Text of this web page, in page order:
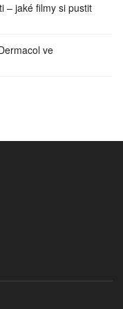
– jaké filmy si pustit
ve